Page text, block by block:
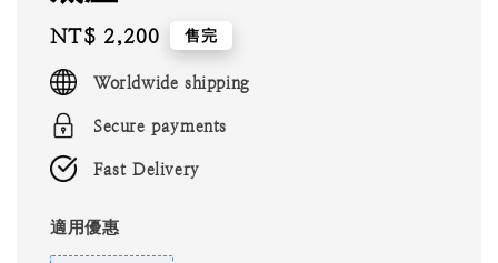
Regular
price
NT$ 2,200 售完
Worldwide shipping
Secure payments
Fast Delivery
適用優惠